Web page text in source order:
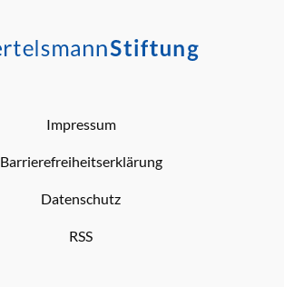
Impressum
Barrierefreiheitserklärung
Datenschutz
RSS